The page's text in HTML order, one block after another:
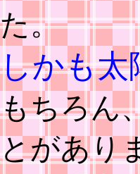
た。
しかも太
もちろん
とがあり